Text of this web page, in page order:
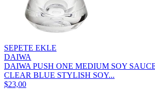
SEPETE EKLE
DAIWA
DAIWA PUSH ONE MEDIUM SOY
CLEAR BLUE STYLISH SOY...
$23,00